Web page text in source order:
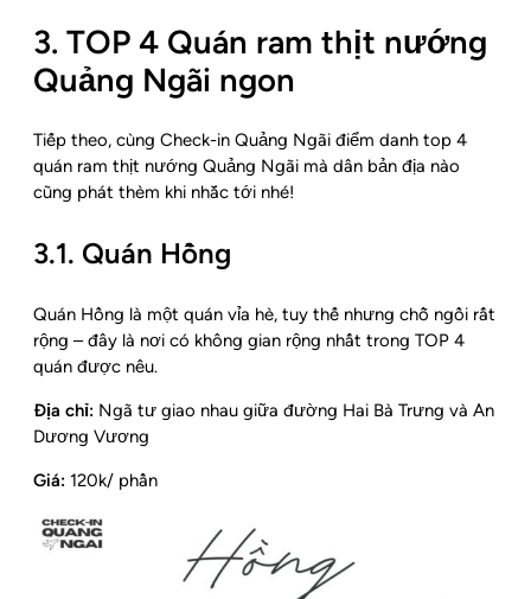
3. TOP 4 Quán ram thịt nướng
Quảng Ngãi ngon
Tiếp theo, cùng Check-in Quảng Ngãi điểm danh top 4
quán ram thịt nướng Quảng Ngãi mà dân bản địa nào
cũng phát thèm khi nhắc tới nhé!
3.1. Quán Hồng
Quán Hồng là một quán vỉa hè, tuy thế nhưng chỗ ngồi rất
rộng – đây là nơi có không gian rộng nhất trong TOP 4
quán được nêu.
Địa chỉ: Ngã tư giao nhau giữa đường Hai Bà Trưng và An
Dương Vương
Giá: 120k/ phần